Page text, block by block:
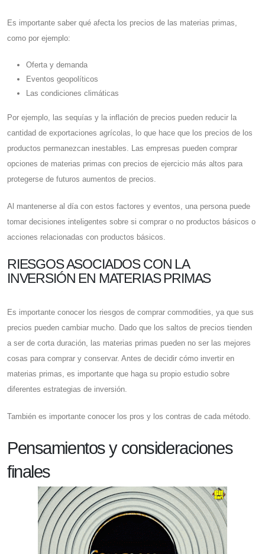
Es importante saber qué afecta los precios de las materias primas,
como por ejemplo:
Oferta y demanda
Eventos geopolíticos
Las condiciones climáticas
Por ejemplo, las sequías y la inflación de precios pueden reducir la
cantidad de exportaciones agrícolas, lo que hace que los precios de los
productos permanezcan inestables. Las empresas pueden comprar
opciones de materias primas con precios de ejercicio más altos para
protegerse de futuros aumentos de precios.
Al mantenerse al día con estos factores y eventos, una persona puede
tomar decisiones inteligentes sobre si comprar o no productos básicos o
acciones relacionadas con productos básicos.
RIESGOS ASOCIADOS CON LA
INVERSIÓN EN MATERIAS PRIMAS
Es importante conocer los riesgos de comprar commodities, ya que sus
precios pueden cambiar mucho. Dado que los saltos de precios tienden
a ser de corta duración, las materias primas pueden no ser las mejores
cosas para comprar y conservar. Antes de decidir cómo invertir en
materias primas, es importante que haga su propio estudio sobre
diferentes estrategias de inversión.
También es importante conocer los pros y los contras de cada método.
Pensamientos y consideraciones
finales